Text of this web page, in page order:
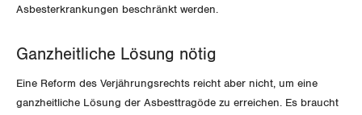
Migrationskommission
Queer-Kommission
Rentner:innen-Kommission
Bern
Freiburg
Genf
AGENDA
Asbesterkrankungen beschränkt werden.
Ganzheitliche Lösung nötig
Eine Reform des Verjährungsrechts reicht aber nicht, um eine
ganzheitliche Lösung der Asbesttragöde zu erreichen. Es braucht